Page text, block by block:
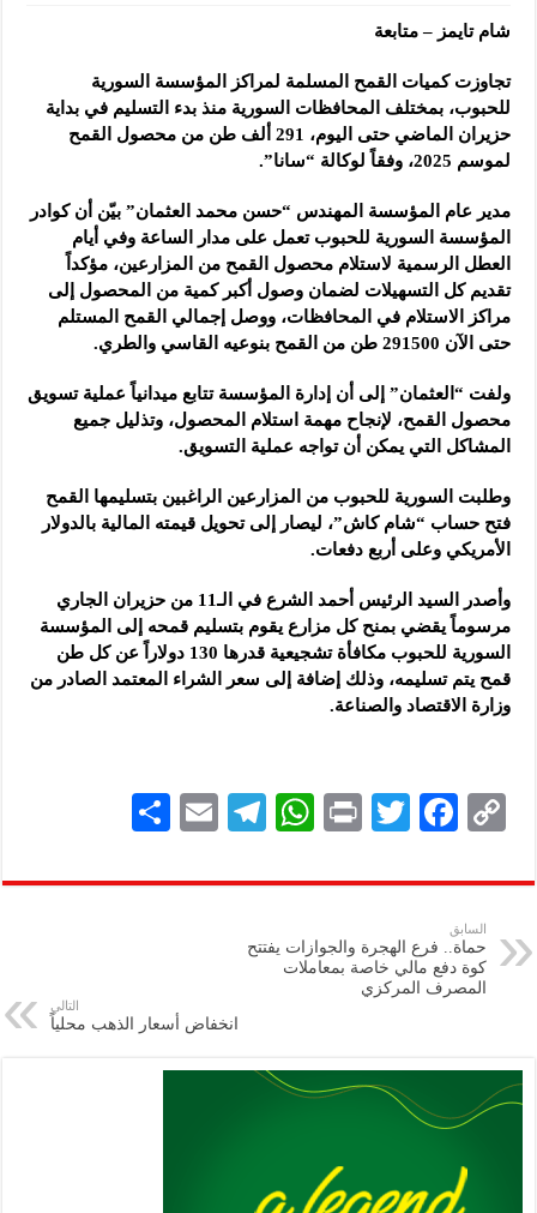
شام تايمز – متابعة
تجاوزت كميات القمح المسلمة لمراكز المؤسسة السورية
للحبوب، بمختلف المحافظات السورية منذ بدء التسليم في بداية
حزيران الماضي حتى اليوم، 291 ألف طن من محصول القمح
لموسم 2025، وفقاً لوكالة “سانا”.
مدير عام المؤسسة المهندس “حسن محمد العثمان” بيّن أن كوادر
المؤسسة السورية للحبوب تعمل على مدار الساعة وفي أيام
العطل الرسمية لاستلام محصول القمح من المزارعين، مؤكداً
تقديم كل التسهيلات لضمان وصول أكبر كمية من المحصول إلى
مراكز الاستلام في المحافظات، ووصل إجمالي القمح المستلم
حتى الآن 291500 طن من القمح بنوعيه القاسي والطري.
ولفت “العثمان” إلى أن إدارة المؤسسة تتابع ميدانياً عملية تسويق
محصول القمح، لإنجاح مهمة استلام المحصول، وتذليل جميع
المشاكل التي يمكن أن تواجه عملية التسويق.
وطلبت السورية للحبوب من المزارعين الراغبين بتسليمها القمح
فتح حساب “شام كاش”، ليصار إلى تحويل قيمته المالية بالدولار
الأمريكي وعلى أربع دفعات.
وأصدر السيد الرئيس أحمد الشرع في الـ11 من حزيران الجاري
مرسوماً يقضي بمنح كل مزارع يقوم بتسليم قمحه إلى المؤسسة
السورية للحبوب مكافأة تشجيعية قدرها 130 دولاراً عن كل طن
قمح يتم تسليمه، وذلك إضافة إلى سعر الشراء المعتمد الصادر من
وزارة الاقتصاد والصناعة.
C
p
y
Li
n
F
eb
k
T
tt
P
nt
W
at
A
Te
gr
E
ai
ar
السابق
حماة.. فرع الهجرة والجوازات يفتتح
كوة دفع مالي خاصة بمعاملات
المصرف المركزي
التالي
انخفاض أسعار الذهب محلياً